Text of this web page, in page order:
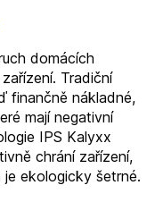
domácích
Tradiční
finančně nákladné,
mají negativní
IPS Kalyxx
chrání zařízení,
je ekologicky šetrné.